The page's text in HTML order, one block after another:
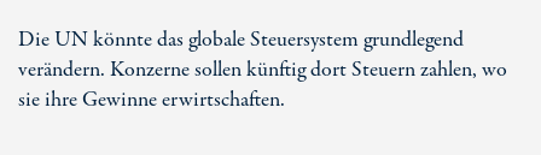
Die UN könnte das globale Steuersystem grundlegend
verändern. Konzerne sollen künftig dort Steuern zahlen, wo
sie ihre Gewinne erwirtschaften.